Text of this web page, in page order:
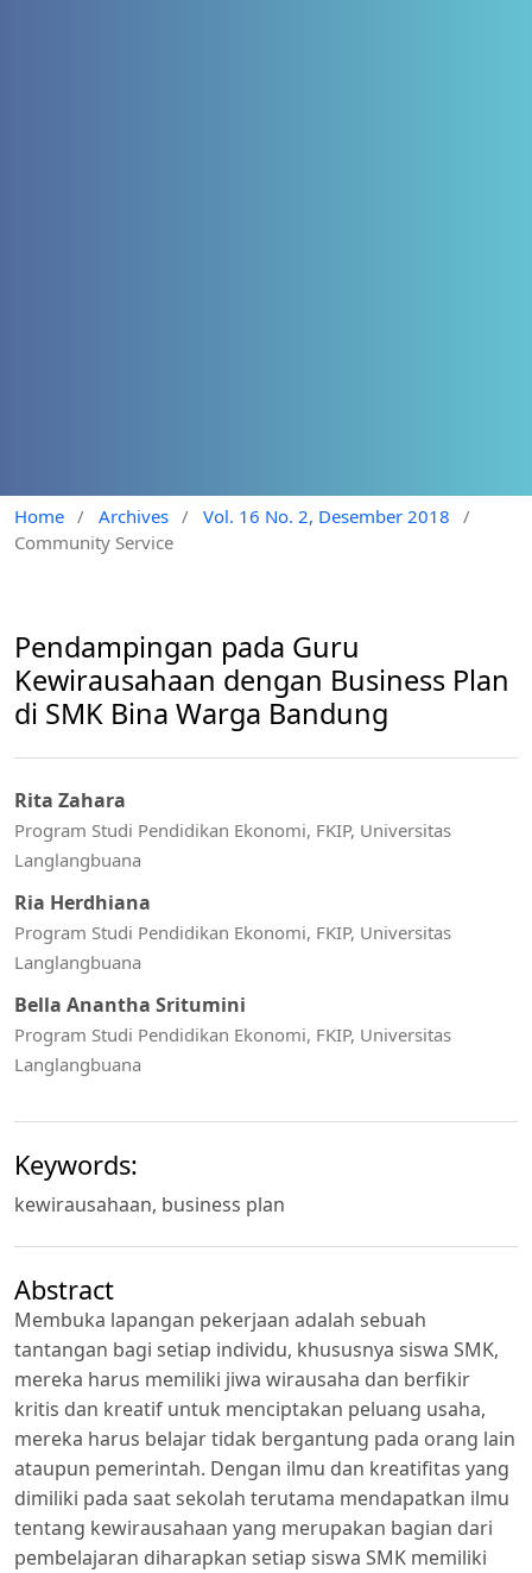
Home / Archives / Vol. 16 No. 2, Desember 2018
/
Community Service
Pendampingan pada Guru
Kewirausahaan dengan Business Plan
di SMK Bina Warga Bandung
Rita Zahara
Program Studi Pendidikan Ekonomi, FKIP, Universitas
Langlangbuana
Ria Herdhiana
Program Studi Pendidikan Ekonomi, FKIP, Universitas
Langlangbuana
Bella Anantha Sritumini
Program Studi Pendidikan Ekonomi, FKIP, Universitas
Langlangbuana
Keywords:
kewirausahaan, business plan
Abstract
Membuka lapangan pekerjaan adalah sebuah
tantangan bagi setiap individu, khususnya siswa SMK,
mereka harus memiliki jiwa wirausaha dan berfikir
kritis dan kreatif untuk menciptakan peluang usaha,
mereka harus belajar tidak bergantung pada orang lain
ataupun pemerintah. Dengan ilmu dan kreatifitas yang
dimiliki pada saat sekolah terutama mendapatkan ilmu
tentang kewirausahaan yang merupakan bagian dari
pembelajaran diharapkan setiap siswa SMK memiliki